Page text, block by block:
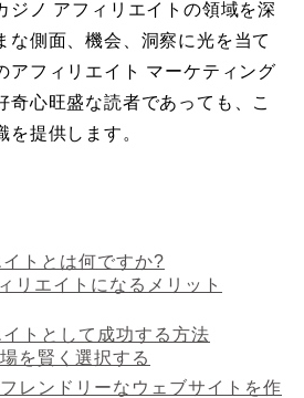
ジノ アフィリエイトの領域を深
な側面、機会、洞察に光を当て
アフィリエイト マーケティング
奇心旺盛な読者であっても、こ
提供します。
トとは何ですか?
リエイトになるメリット
トとして成功する方法
を賢く選択する
レンドリーなウェブサイトを作